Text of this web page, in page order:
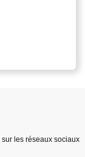
les réseaux sociaux